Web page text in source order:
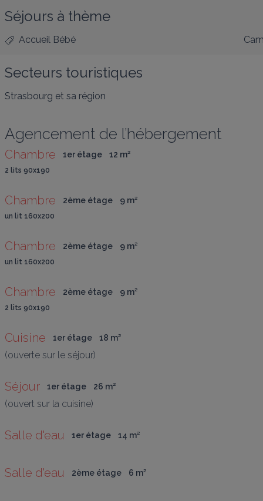
Séjours à thème
Accueil Bébé
Secteurs touristiques
Strasbourg et sa région
Agencement de l’hébergement
Chambre 1er étage 12 m²
2 lits 90x190
Chambre 2ème étage 9 m²
un lit 160x200
Chambre 2ème étage 9 m²
un lit 160x200
Chambre 2ème étage 9 m²
2 lits 90x190
Cuisine 1er étage 18 m²
(ouverte sur le séjour)
Séjour 1er étage 26 m²
(ouvert sur la cuisine)
Salle d'eau 1er étage 14 m²
Salle d'eau 2ème étage 6 m²